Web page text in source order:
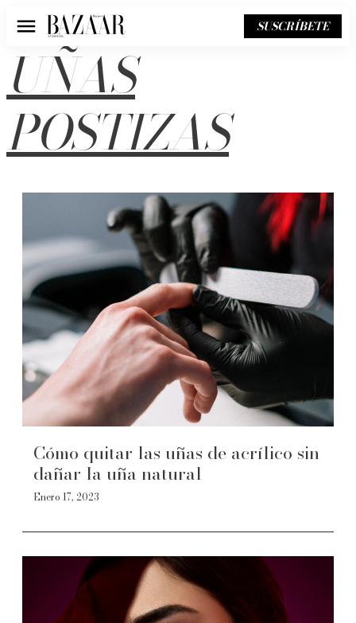
Menú SUSCRÍBETE
UÑAS
POSTIZAS
Cómo quitar las uñas de acrílico sin
dañar la uña natural
Enero 17, 2023